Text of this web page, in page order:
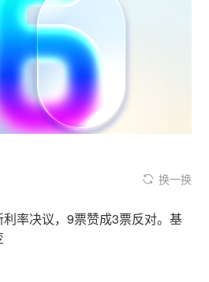
换一换
率决议，9票赞成3票反对。基